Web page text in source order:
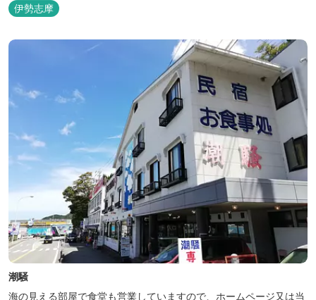
伊勢志摩
潮騒
海の見える部屋で食堂も営業していますので、ホームページ又は当